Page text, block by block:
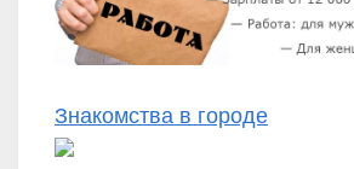
Знакомства в городе